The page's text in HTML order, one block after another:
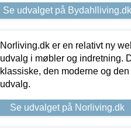
Se udvalget på Bydahlliving.dk
Norliving.dk er en relativt ny
udvalg i møbler og indretning.
klassiske, den moderne og
udvalg.
Se udvalget på Norliving.dk